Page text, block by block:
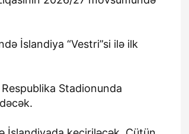
İslandiya “Vestri”si ilə ilk
Stadionunda